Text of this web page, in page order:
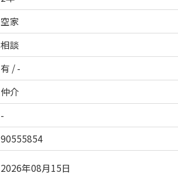
空家
相談
有 / -
仲介
-
90555854
2026年08月15日